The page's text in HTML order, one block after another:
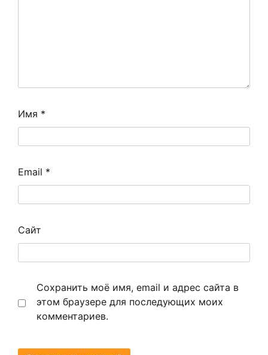
Имя *
Email *
Сайт
Сохранить моё имя, email и адрес сайта в
этом браузере для последующих моих
комментариев.